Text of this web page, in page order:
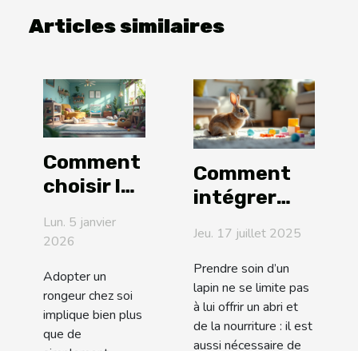
Articles similaires
Comment
choisir le
habitat
rongeurs
?
Lun. 5 janvier
2026
Adopter un
rongeur chez soi
implique bien plus
que de
Comment
intégrer
éducatifs
dans la
routine
quotidienne
de votre
Jeu. 17 juillet 2025
Prendre soin d’un
lapin ne se limite pas
à lui offrir un abri et
de la nourriture : il est
aussi nécessaire de